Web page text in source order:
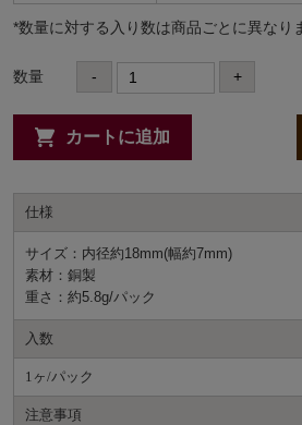
*数量に対する⼊り数は商品ごとに異なり
数量 - +
カートに追加
仕様
サイズ：内径約18mm(幅約7mm)
素材：銅製
重さ：約5.8g/パック
入数
1ヶ/パック
注意事項